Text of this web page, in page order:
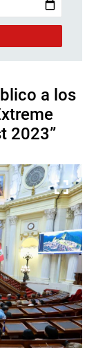
a los
2023”